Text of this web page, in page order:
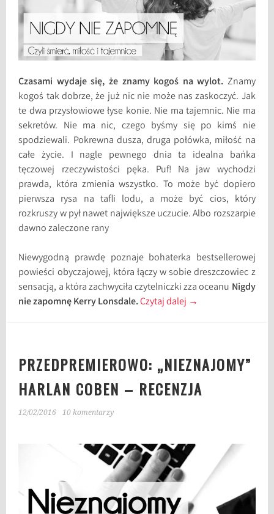
Czasami wydaje się, że znamy kogoś na wylot. Znamy
kogoś tak dobrze, że już nic nie może nas zaskoczyć. Jak
te dwa przysłowiowe łyse konie. Nie ma tajemnic. Nie ma
sekretów. Nie ma nic, czego byśmy się po kimś nie
spodziewali. Pokrewna dusza, druga połówka, miłość na
całe życie. I nagle pewnego dnia ta idealna bańka
tęczowej rzeczywistości pęka. Puf! Na jaw wychodzi
prawda, która zmienia wszystko. To może być dopiero
pierwsza rysa na tafli lodu, a może być cios, który
rozkruszy w pył nawet największe uczucie. Albo rozszarpie
dawno zaleczone rany
Niewygodną prawdę poznaje bohaterka bestsellerowej
powieści obyczajowej, która łączy w sobie dreszczowiec z
sensacją, a która zachwyciła czytelniczki zza oceanu Nigdy
nie zapomnę Kerry Lonsdale.Czytaj dalej →
PRZEDPREMIEROWO: „NIEZNAJOMY”
HARLAN COBEN – RECENZJA
12/02/2016 10 komentarzy